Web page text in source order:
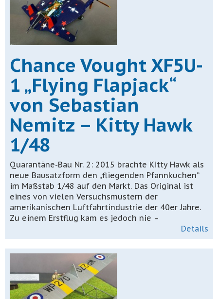
Chance Vought XF5U-
1 „Flying Flapjack“
von Sebastian
Nemitz – Kitty Hawk
1/48
Quarantäne-Bau Nr. 2: 2015 brachte Kitty Hawk als
neue Bausatzform den „fliegenden Pfannkuchen“
im Maßstab 1/48 auf den Markt. Das Original ist
eines von vielen Versuchsmustern der
amerikanischen Luftfahrtindustrie der 40er Jahre.
Zu einem Erstflug kam es jedoch nie –
Details